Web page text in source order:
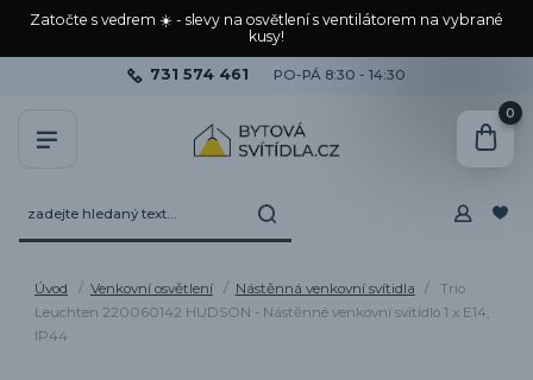
Zatočte s vedrem ☀️ - slevy na osvětlení s ventilátorem na vybrané
kusy!
731 574 461 PO-PÁ 8:30 - 14:30
0
Úvod Venkovní osvětlení Nástěnná venkovní svítidla
Trio
Leuchten 220060142 HUDSON - Nástěnné venkovní svítidlo 1 x E14,
IP44